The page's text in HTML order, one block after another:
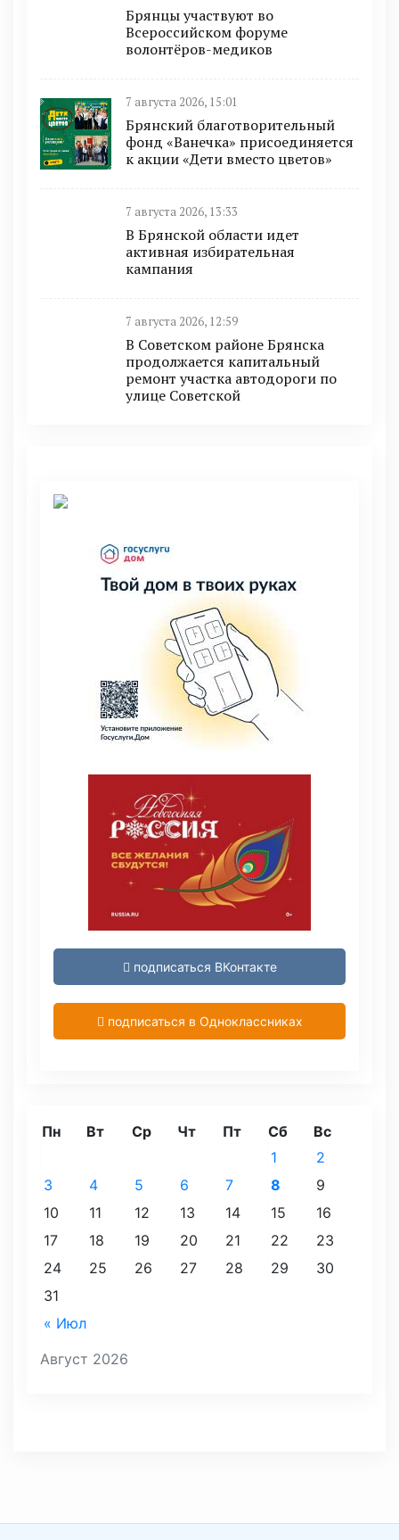
Брянцы участвуют во
Всероссийском форуме
волонтёров-медиков
7 августа 2026, 15:01
Брянский благотворительный
фонд «Ванечка» присоединяется
к акции «Дети вместо цветов»
7 августа 2026, 13:33
В Брянской области идет
активная избирательная
кампания
7 августа 2026, 12:59
В Советском районе Брянска
продолжается капитальный
ремонт участка автодороги по
улице Советской
подписаться ВКонтакте
подписаться в Одноклассниках
Август 2026
Пн Вт Ср Чт Пт Сб Вс
« Июл
1
2
3
4 5 6 7 8
9
10
11 12 13 14 15
16
17
18 19 20 21 22
23
24
25 26 27 28 29
30
31